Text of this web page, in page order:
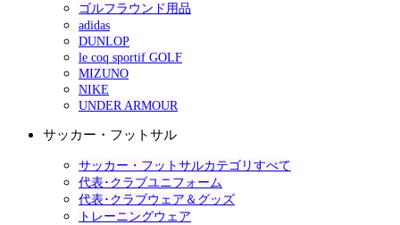
ゴルフラウンド用品
adidas
DUNLOP
le coq sportif GOLF
MIZUNO
NIKE
UNDER ARMOUR
サッカー・フットサル
サッカー・フットサルカテゴリすべて
代表･クラブユニフォーム
代表･クラブウェア＆グッズ
トレーニングウェア